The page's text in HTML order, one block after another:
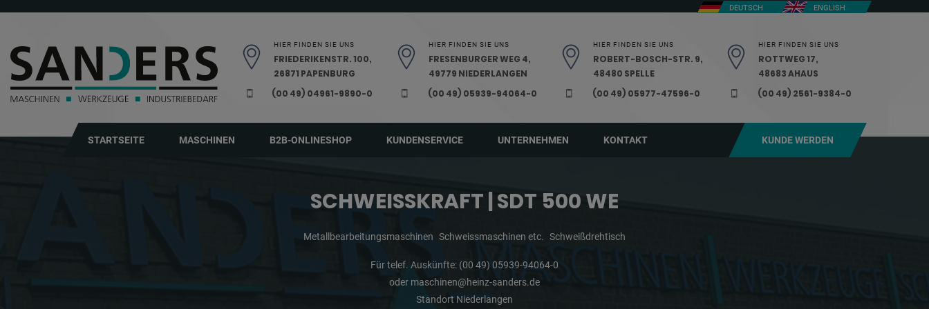
DEUTSCH ENGLISH
HIER FINDEN SIE UNS
FRIEDERIKENSTR. 100,
26871 PAPENBURG
(00 49) 04961-9890-0
HIER FINDEN SIE UNS
FRESENBURGER WEG 4,
49779 NIEDERLANGEN
(00 49) 05939-94064-0
HIER FINDEN SIE UNS
ROBERT-BOSCH-STR. 9,
48480 SPELLE
(00 49) 05977-47596-0
HIER FINDEN SIE UNS
ROTTWEG 17,
48683 AHAUS
(00 49) 2561-9384-0
STARTSEITE MASCHINEN B2B-ONLINESHOP KUNDENSERVICE UNTERNEHMEN KONTAKT KUNDE WERDEN
SCHWEISSKRAFT | SDT 500 WE
Metallbearbeitungsmaschinen Schweissmaschinen etc. Schweißdrehtisch
Für telef. Auskünfte: (00 49) 05939-94064-0
oder maschinen@heinz-sanders.de
Standort Niederlangen